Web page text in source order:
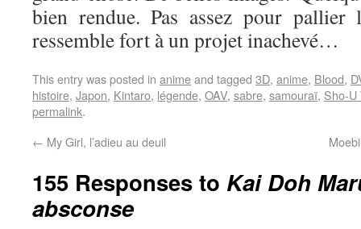
bien rendue. Pas assez pour
ressemble fort à un projet inachevé…
This entry was posted in animeand tagged 3D, anime, Blood,
histoire, Japon, Kintaro, légende, OAV, sabre, samouraï, Sho-U
permalink.
← My Girl, l’adieu au deuil
155 Responses to Kai Doh
absconse